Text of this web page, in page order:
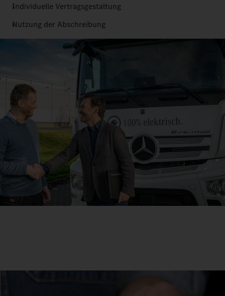
Individuelle Vertragsgestaltung
Nutzung der Abschreibung